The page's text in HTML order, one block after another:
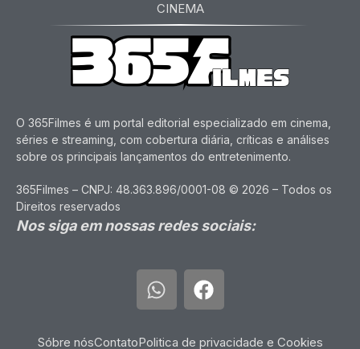
CINEMA
O 365Filmes é um portal editorial especializado em cinema,
séries e streaming, com cobertura diária, críticas e análises
sobre os principais lançamentos do entretenimento.
365Filmes – CNPJ: 48.363.896/0001-08 © 2026 – Todos os
Direitos reservados
Nos siga em nossas redes sociais:
Sóbre nósContatoPolitica de privacidade e Cookies